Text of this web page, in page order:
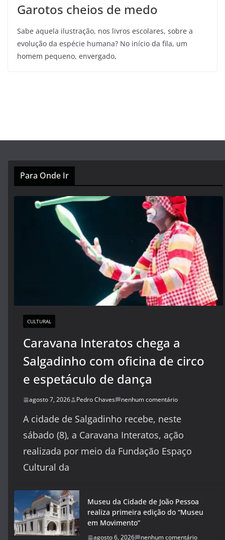
Garotos cheios de medo
Sabe aquela ilustração, nos livros escolares, sobre a
evolução da espécie humana? No início da fila, um
homem pequeno, envergado,
Para Onde Ir
CULTURAL
Caravana Interatos chega a
Salgadinho com oficina de circo
e espetáculo de dança
agosto 7, 2026 Pedro Chaves nenhum comentário
A cidade de Salgadinho recebe, neste
sábado (8), a Caravana Interatos, ação
realizada por meio da Fundação Espaço
Cultural da
Museu da Cidade de João Pessoa
realiza primeira edição do “Museu
em Movimento”
agosto 6, 2026 nenhum comentário